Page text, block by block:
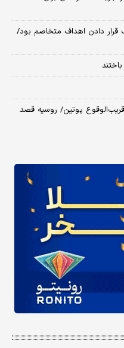
دادن اهداف متخاصم بود/
قریب‌الوقوع پوتین/ روسیه قصد